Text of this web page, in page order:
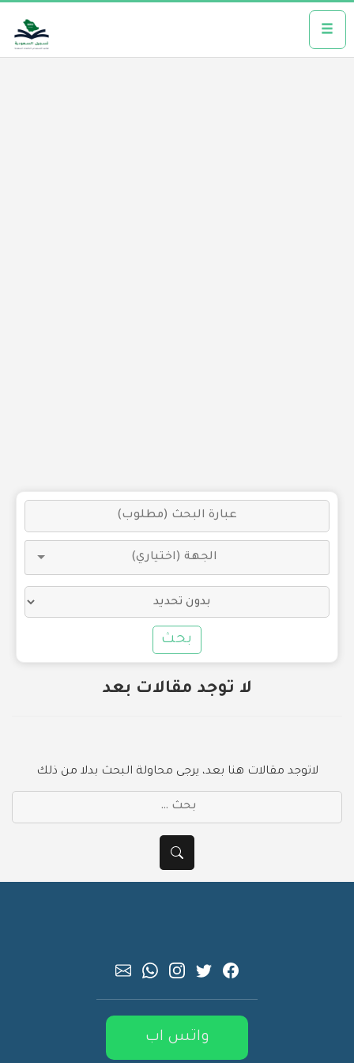
بحث
لا توجد مقالات بعد
لاتوجد مقالات هنا بعد، يرجى محاولة البحث بدلا من ذلك
عن:
بحث
واتس اب